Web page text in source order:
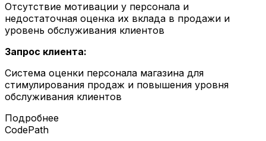
Отсутствие мотивации у персонала и
недостаточная оценка их вклада в продажи и
уровень обслуживания клиентов
Запрос клиента:
Система оценки персонала магазина для
стимулирования продаж и повышения уровня
обслуживания клиентов
Подробнее
CodePath